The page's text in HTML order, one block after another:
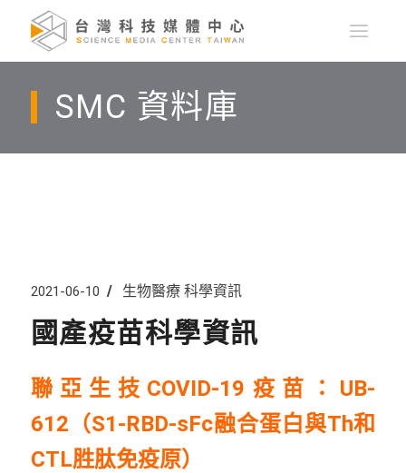
SMC 資料庫
2021-06-10 生物醫療 科學資訊
國產疫苗科學資訊
聯亞生技COVID-19疫苗：UB-
612（S1-RBD-sFc融合蛋白與Th和
CTL胜肽免疫原）